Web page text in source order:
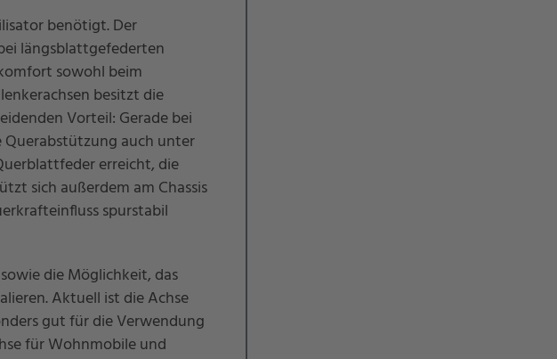
benötigt. Der
längsblattgefederten
sowohl beim
besitzt die
Vorteil: Gerade bei
Querabstützung auch unter
erreicht, die
sich außerdem am Chassis
spurstabil
die Möglichkeit, das
Aktuell ist die Achse
gut für die Verwendung
für Wohnmobile und